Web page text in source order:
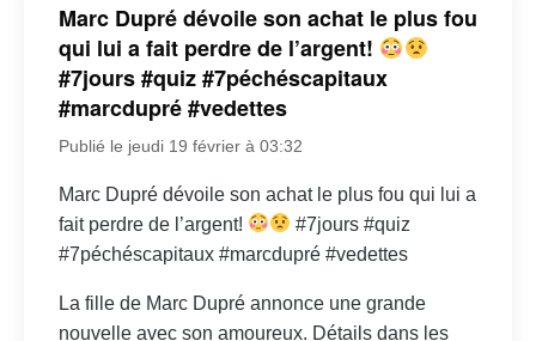
Marc Dupré dévoile son achat le plus fou
qui lui a fait perdre de l’argent!
#7jours #quiz #7péchéscapitaux
#marcdupré #vedettes
Publié le jeudi 19 février à 03:32
Marc Dupré dévoile son achat le plus fou qui lui a
fait perdre de l’argent!
#7jours #quiz
#7péchéscapitaux #marcdupré #vedettes
La fille de Marc Dupré annonce une grande
nouvelle avec son amoureux. Détails dans les